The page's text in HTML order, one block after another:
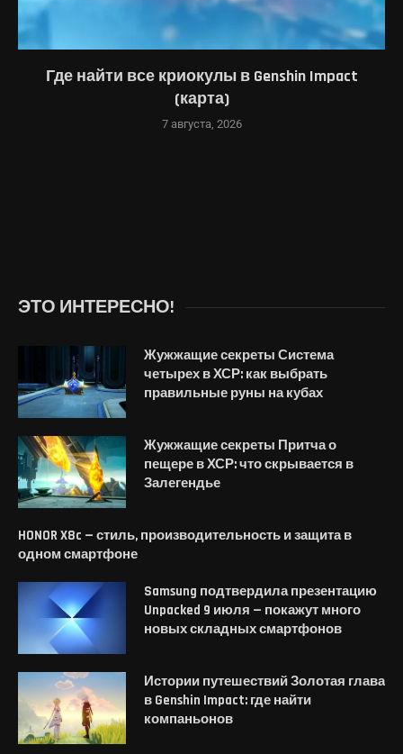
Где найти все криокулы в Genshin Impact
(карта)
7 августа, 2026
ЭТО ИНТЕРЕСНО!
Жужжащие секреты Система
четырех в ХСР: как выбрать
правильные руны на кубах
Жужжащие секреты Притча о
пещере в ХСР: что скрывается в
Залегендье
HONOR X8c — стиль, производительность и защита в
одном смартфоне
Samsung подтвердила презентацию
Unpacked 9 июля — покажут много
новых складных смартфонов
Истории путешествий Золотая глава
в Genshin Impact: где найти
компаньонов